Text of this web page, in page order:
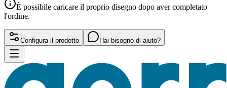
È possibile caricare il proprio disegno dopo aver completato
l'ordine.
Configura il prodotto Hai bisogno di aiuto?